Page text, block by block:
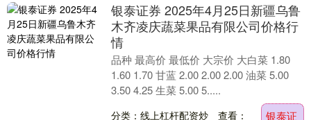
银泰证券 2025年4月25日新疆乌鲁
木齐凌庆蔬菜果品有限公司价格行
情
品种 最高价 最低价 大宗价 大白菜 1.80
1.60 1.70 甘蓝 2.00 2.00 2.00 油菜 5.00
3.50 4.25 生菜 5.00 5.....
分类：线上杠杆配资炒
查看：
银泰证